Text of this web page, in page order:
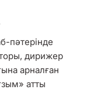
пәтерінде
дирижер
арналған
атты